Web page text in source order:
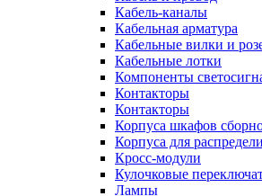
Кабель-каналы
Кабельная арматура
Кабельные вилки и
Кабельные лотки
Компоненты
Контакторы
Контакторы
Корпуса шкафов
Корпуса для
Кросс-модули
Кулочковые
Лампы